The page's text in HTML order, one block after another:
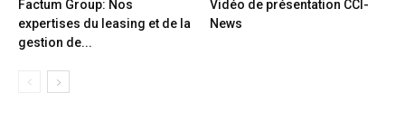
Factum Group: Nos
expertises du leasing et de la
gestion de...
Vidéo de présentation CCI-
News